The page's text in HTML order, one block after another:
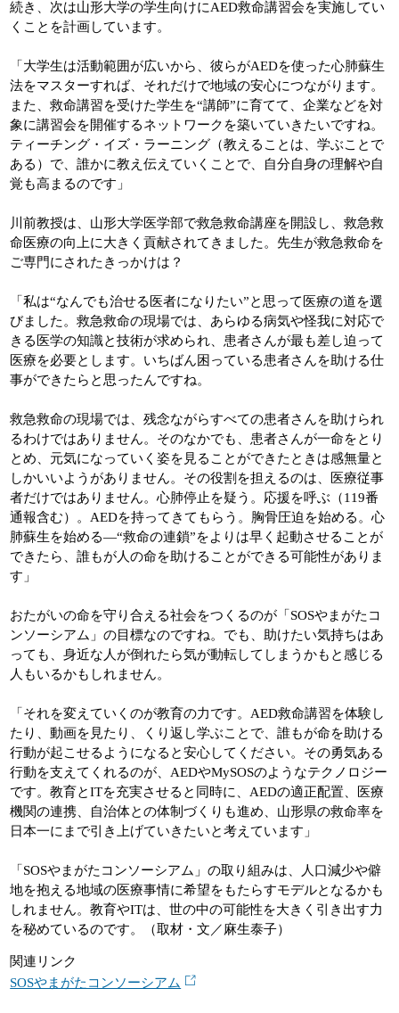
続き、次は山形大学の学生向けにAED救命講習会を実施してい
くことを計画しています。
「大学生は活動範囲が広いから、彼らがAEDを使った心肺蘇生
法をマスターすれば、それだけで地域の安心につながります。
また、救命講習を受けた学生を“講師”に育てて、企業などを対
象に講習会を開催するネットワークを築いていきたいですね。
ティーチング・イズ・ラーニング（教えることは、学ぶことで
ある）で、誰かに教え伝えていくことで、自分自身の理解や自
覚も高まるのです」
川前教授は、山形大学医学部で救急救命講座を開設し、救急救
命医療の向上に大きく貢献されてきました。先生が救急救命を
ご専門にされたきっかけは？
「私は“なんでも治せる医者になりたい”と思って医療の道を選
びました。救急救命の現場では、あらゆる病気や怪我に対応で
きる医学の知識と技術が求められ、患者さんが最も差し迫って
医療を必要とします。いちばん困っている患者さんを助ける仕
事ができたらと思ったんですね。
救急救命の現場では、残念ながらすべての患者さんを助けられ
るわけではありません。そのなかでも、患者さんが一命をとり
とめ、元気になっていく姿を見ることができたときは感無量と
しかいいようがありません。その役割を担えるのは、医療従事
者だけではありません。心肺停止を疑う。応援を呼ぶ（119番
通報含む）。AEDを持ってきてもらう。胸骨圧迫を始める。心
肺蘇生を始める―“救命の連鎖”をよりは早く起動させることが
できたら、誰もが人の命を助けることができる可能性がありま
す」
おたがいの命を守り合える社会をつくるのが「SOSやまがたコ
ンソーシアム」の目標なのですね。でも、助けたい気持ちはあ
っても、身近な人が倒れたら気が動転してしまうかもと感じる
人もいるかもしれません。
「それを変えていくのが教育の力です。AED救命講習を体験し
たり、動画を見たり、くり返し学ぶことで、誰もが命を助ける
行動が起こせるようになると安心してください。その勇気ある
行動を支えてくれるのが、AEDやMySOSのようなテクノロジー
です。教育とITを充実させると同時に、AEDの適正配置、医療
機関の連携、自治体との体制づくりも進め、山形県の救命率を
日本一にまで引き上げていきたいと考えています」
「SOSやまがたコンソーシアム」の取り組みは、人口減少や僻
地を抱える地域の医療事情に希望をもたらすモデルとなるかも
しれません。教育やITは、世の中の可能性を大きく引き出す力
を秘めているのです。（取材・文／麻生泰子）
関連リンク
SOSやまがたコンソーシアム